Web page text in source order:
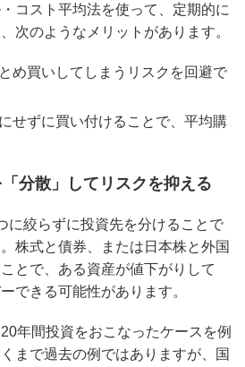
コスト平均法を使って、定期的に
次のようなメリットがあります。
め買いしてしまうリスクを回避で
せずに買い付けることで、平均購
分散」してリスクを抑える
に絞らずに投資先を分けることで
株式と債券、または日本株と外国
とで、ある資産が値下がりして
できる可能性があります。
年間投資をおこなったケースを例
まで過去の例ではありますが、国